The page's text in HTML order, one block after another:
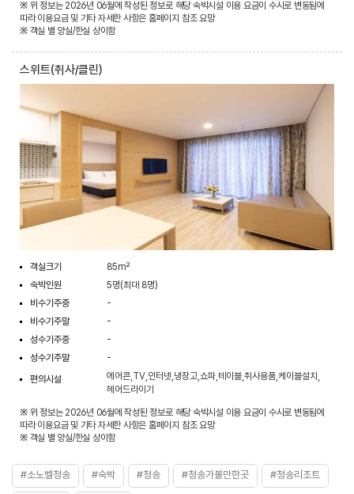
※ 위 정보는 2026년 06월에 작성된 정보로 해당 숙박시설 이용 요금이 수시로 변동됨에
따라 이용요금 및 기타 자세한 사항은 홈페이지 참조 요망
※ 객실 별 양실/한실 상이함
스위트(취사/클린)
객실크기
85m²
숙박인원
5명(최대 8명)
비수기주중
-
비수기주말
-
성수기주중
-
성수기주말
-
편의시설
에어콘,TV,인터넷,냉장고,쇼파,테이블,취사용품,케이블설치,
헤어드라이기
※ 위 정보는 2026년 06월에 작성된 정보로 해당 숙박시설 이용 요금이 수시로 변동됨에
따라 이용요금 및 기타 자세한 사항은 홈페이지 참조 요망
※ 객실 별 양실/한실 상이함
#소노벨청송 #숙박 #청송 #청송가볼만한곳 #청송리조트